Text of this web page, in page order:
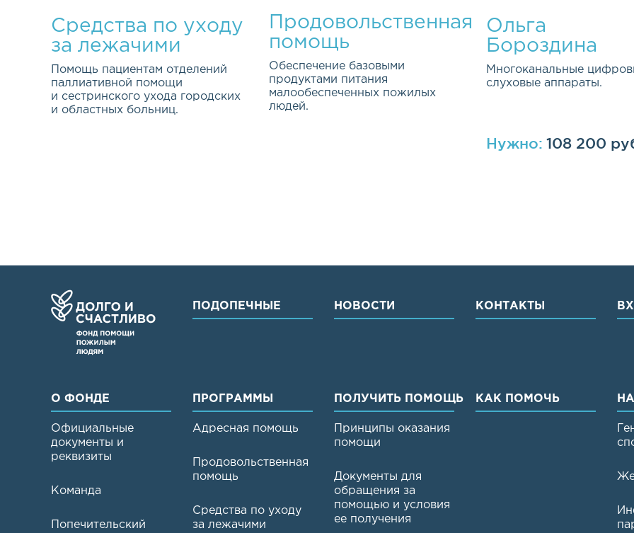
Средства по уходу
за лежачими
больными
Помощь пациентам отделений
паллиативной помощи
и сестринского ухода городских
и областных больниц.
Продовольственная
помощь
Обеспечение базовыми
продуктами питания
малообеспеченных пожилых
людей.
Ольга
Бороздина
Многоканальные
слуховые аппараты.
Нужно: 108 200
ПОДОПЕЧНЫЕ НОВОСТИ КОНТАКТЫ
О ФОНДЕ
Официальные
документы и
реквизиты
Команда
Попечительский
ПРОГРАММЫ
Адресная помощь
Продовольственная
помощь
Средства по уходу
за лежачими
ПОЛУЧИТЬ ПОМОЩЬ
Принципы оказания
помощи
Документы для
обращения за
помощью и условия
ее получения
КАК ПОМОЧЬ